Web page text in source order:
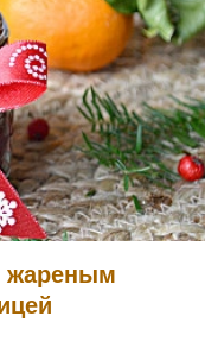
жареным